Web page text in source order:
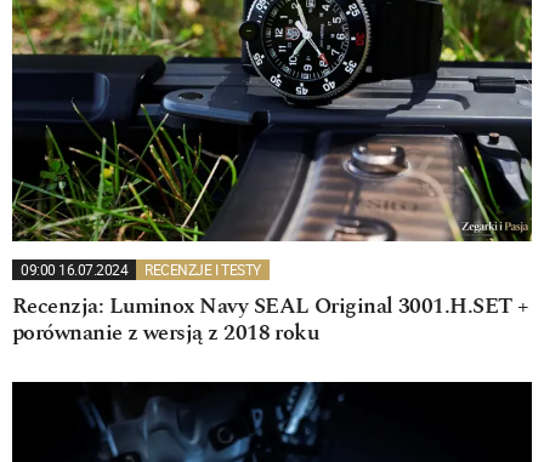
09:00 16.07.2024 RECENZJE I TESTY
Recenzja: Luminox Navy SEAL Original 3001.H.SET +
porównanie z wersją z 2018 roku